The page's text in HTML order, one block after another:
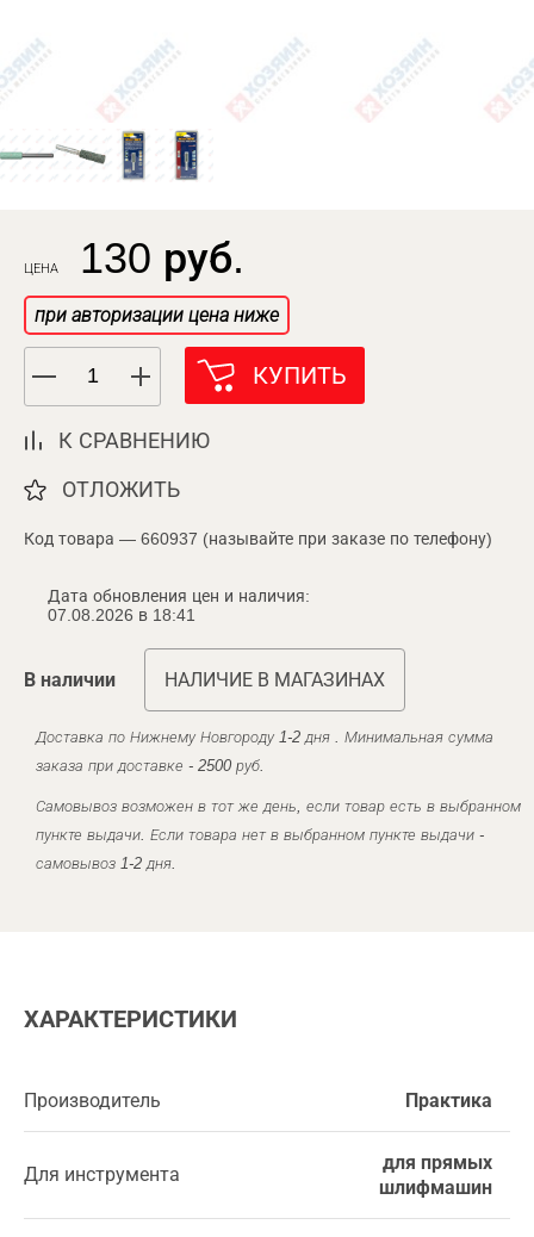
ЦЕНА 130 руб.
при авторизации цена ниже
КУПИТЬ
К СРАВНЕНИЮ
ОТЛОЖИТЬ
Код товара — 660937 (называйте при заказе по телефону)
Дата обновления цен и наличия:
07.08.2026 в 18:41
В наличии НАЛИЧИЕ В МАГАЗИНАХ
Доставка по Нижнему Новгороду 1-2 дня . Минимальная сумма
заказа при доставке - 2500 руб.
Самовывоз возможен в тот же день, если товар есть в выбранном
пункте выдачи. Если товара нет в выбранном пункте выдачи -
самовывоз 1-2 дня.
ХАРАКТЕРИСТИКИ
Производитель Практика
Для инструмента
для прямых
шлифмашин